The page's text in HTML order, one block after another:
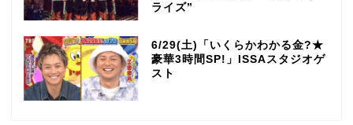
ライズ”
6/29(土)「いくらかわかる金?★
豪華3時間SP!」ISSAスタジオゲ
スト